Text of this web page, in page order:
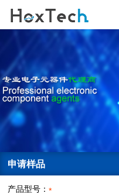
申请样品
产品型号：*